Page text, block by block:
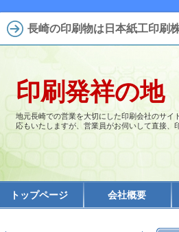
長崎の印刷物は日本紙工印刷
印刷発祥の
地元長崎での営業を大切にした印刷会社のサ
応もいたしますが、営業員がお伺いして直接、
トップページ 会社概要